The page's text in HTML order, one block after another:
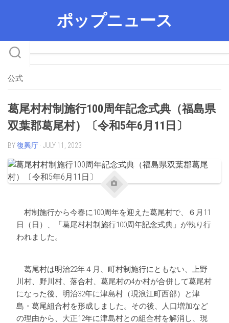
ポップニュース
公式
葛尾村村制施行100周年記念式典（福島県
双葉郡葛尾村）〔令和5年6月11日〕
BY復興庁 · JULY 11, 2023
村制施行から今春に100周年を迎えた葛尾村で、６月11
日（日）、「葛尾村村制施行100周年記念式典」が執り行
われました。
葛尾村は明治22年４月、町村制施行にともない、上野
川村、野川村、落合村、葛尾村の4か村が合併して葛尾村
になった後、明治32年に津島村（現浪江町西部）と津
島・葛尾組合村を形成しました。その後、人口増加など
の理由から、大正12年に津島村との組合村を解消し、現